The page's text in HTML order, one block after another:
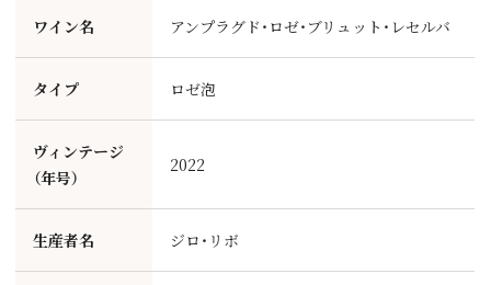
ワイン名 アンプラグド・ロゼ・ブリュット・レセルバ
タイプ ロゼ泡
ヴィンテージ
（年号）
2022
生産者名 ジロ・リボ